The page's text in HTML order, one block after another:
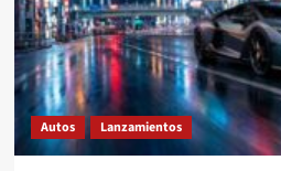
Autos Lanzamientos